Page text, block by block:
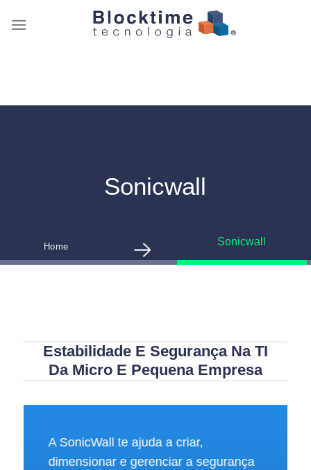
Sonicwall
Home Sonicwall
Estabilidade E Segurança Na TI
Da Micro E Pequena Empresa
A SonicWall te ajuda a criar,
dimensionar e gerenciar a segurança